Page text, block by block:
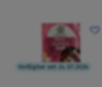
Verfügbar seit 24.07.2026